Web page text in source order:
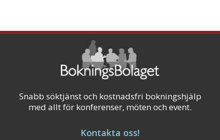
Snabb söktjänst och kostnadsfri bokningshjälp
med allt för konferenser, möten och event.
Kontakta oss!